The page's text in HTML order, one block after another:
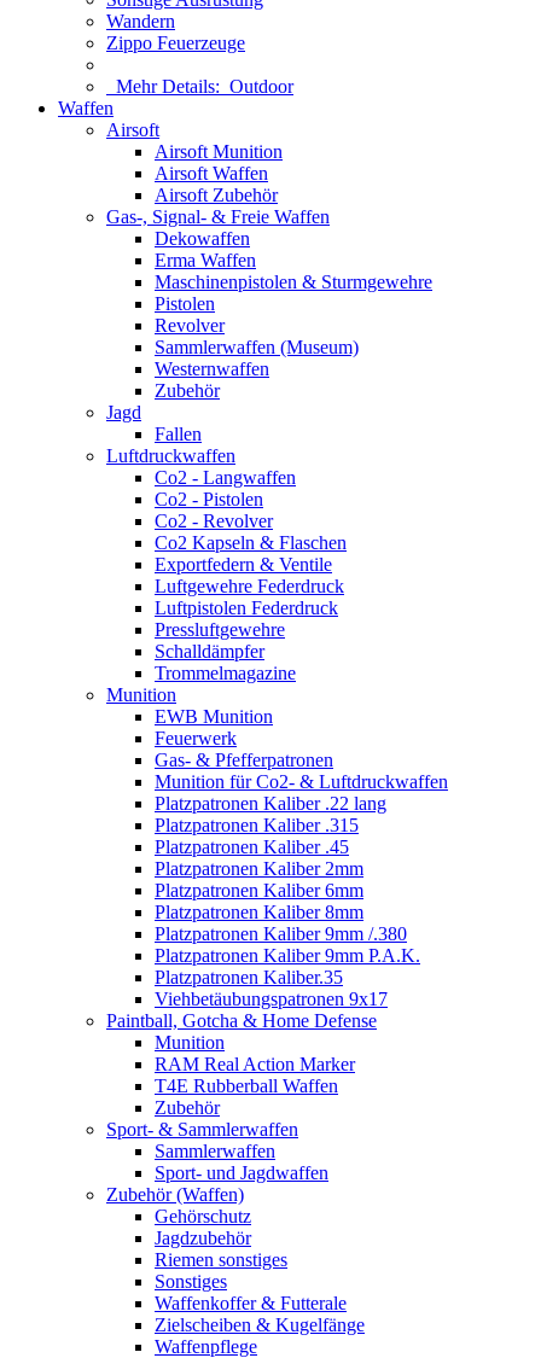
Wandern
Zippo Feuerzeuge
Mehr Details: Outdoor
Waffen
Airsoft
Airsoft Munition
Airsoft Waffen
Airsoft Zubehör
Gas-, Signal- & Freie Waffen
Dekowaffen
Erma Waffen
Maschinenpistolen & Sturmgewehre
Pistolen
Revolver
Sammlerwaffen (Museum)
Westernwaffen
Zubehör
Jagd
Fallen
Luftdruckwaffen
Co2 - Langwaffen
Co2 - Pistolen
Co2 - Revolver
Co2 Kapseln & Flaschen
Exportfedern & Ventile
Luftgewehre Federdruck
Luftpistolen Federdruck
Pressluftgewehre
Schalldämpfer
Trommelmagazine
Munition
EWB Munition
Feuerwerk
Gas- & Pfefferpatronen
Munition für Co2- & Luftdruckwaffen
Platzpatronen Kaliber .22 lang
Platzpatronen Kaliber .315
Platzpatronen Kaliber .45
Platzpatronen Kaliber 2mm
Platzpatronen Kaliber 6mm
Platzpatronen Kaliber 8mm
Platzpatronen Kaliber 9mm /.380
Platzpatronen Kaliber 9mm P.A.K.
Platzpatronen Kaliber.35
Viehbetäubungspatronen 9x17
Paintball, Gotcha & Home Defense
Munition
RAM Real Action Marker
T4E Rubberball Waffen
Zubehör
Sport- & Sammlerwaffen
Sammlerwaffen
Sport- und Jagdwaffen
Zubehör (Waffen)
Gehörschutz
Jagdzubehör
Riemen sonstiges
Sonstiges
Waffenkoffer & Futterale
Zielscheiben & Kugelfänge
Waffenpflege